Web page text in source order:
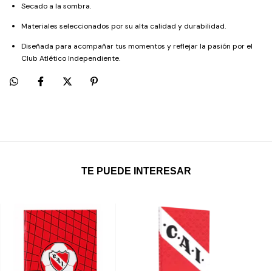
Secado a la sombra.
Materiales seleccionados por su alta calidad y durabilidad.
Diseñada para acompañar tus momentos y reflejar la pasión por el
Club Atlético Independiente.
TE PUEDE INTERESAR